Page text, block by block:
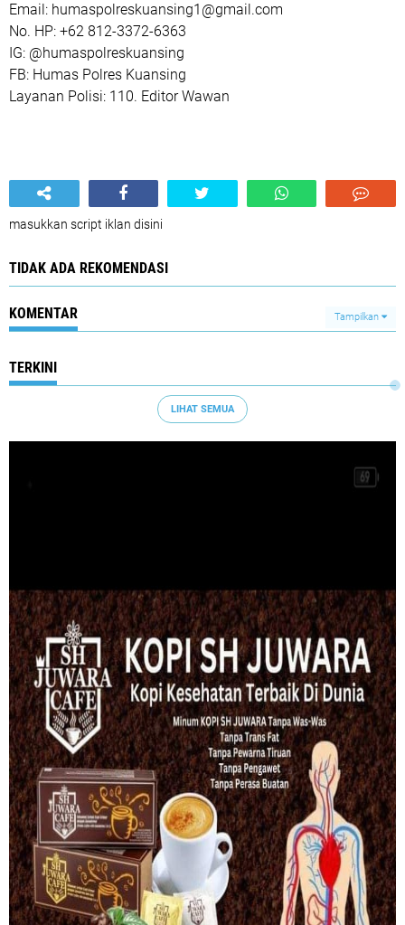
Email: humaspolreskuansing1@gmail.com
No. HP: +62 812-3372-6363
IG: @humaspolreskuansing
FB: Humas Polres Kuansing
Layanan Polisi: 110. Editor Wawan
masukkan script iklan disini
TIDAK ADA REKOMENDASI
KOMENTAR Tampilkan
TERKINI
LIHAT SEMUA